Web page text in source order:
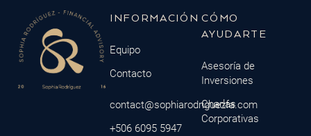
INFORMACIÓN
Equipo
Contacto
contact@sophiarodriguezfa.com
+506 6095 5947
CÓMO
AYUDARTE
Asesoría de
Inversiones
Charlas
Corporativas